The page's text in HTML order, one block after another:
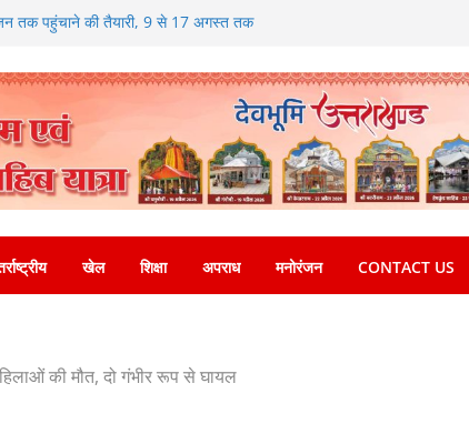
तक पहुंचाने की तैयारी, 9 से 17 अगस्त तक
इस अभियान का हिस्सा
वाली उन्नति शर्मा को मेयर सौरभ थपलियाल ने
आयोजित करेगा रोजगार मेले
करें जिलाधिकारी – सीईओ
खेल शिक्षा अपराध मनोरंजन CONTACT US
की मौत, दो गंभीर रूप से घायल